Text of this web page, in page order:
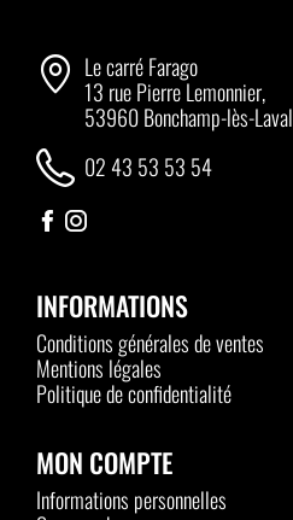
Le carré Farago
13 rue Pierre Lemonnier,
53960 Bonchamp-lès-Laval
02 43 53 53 54
INFORMATIONS
Conditions générales de ventes
Mentions légales
Politique de confidentialité
MON COMPTE
Informations personnelles